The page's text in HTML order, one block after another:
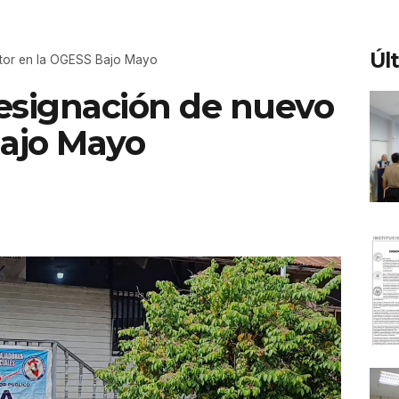
en la OGESS Bajo Mayo
de nuevo
Mayo